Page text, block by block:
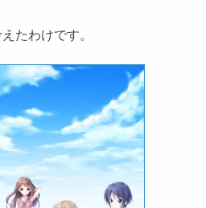
たわけです。